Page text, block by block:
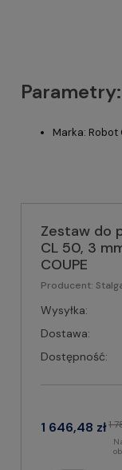
Parametry:
Marka: Robot
Zestaw do
CL 50, 3
COUPE
Producent:
Wysyłka:
Dostawa:
Dostępność:
1 646,48 zł1